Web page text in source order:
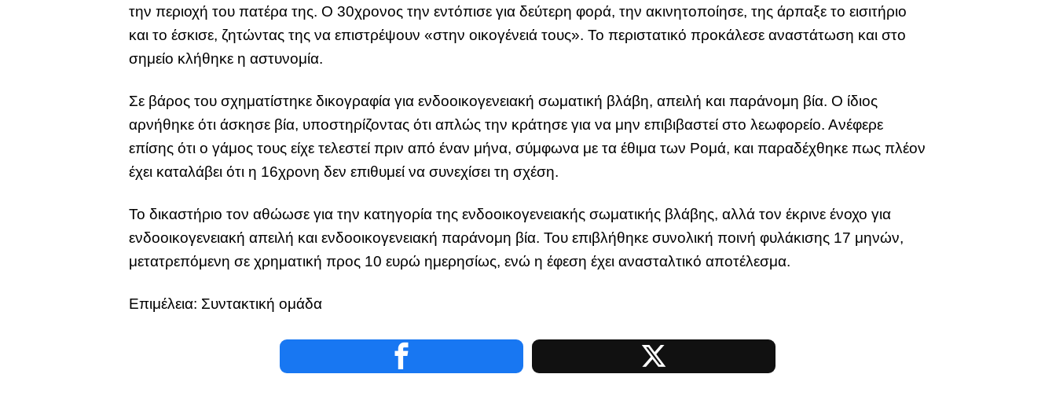
την περιοχή του πατέρα της. Ο 30χρονος την εντόπισε για δεύτερη φορά, την ακινητοποίησε, της άρπαξε το εισιτήριο
και το έσκισε, ζητώντας της να επιστρέψουν «στην οικογένειά τους». Το περιστατικό προκάλεσε αναστάτωση και στο
σημείο κλήθηκε η αστυνομία.
Σε βάρος του σχηματίστηκε δικογραφία για ενδοοικογενειακή σωματική βλάβη, απειλή και παράνομη βία. Ο ίδιος
αρνήθηκε ότι άσκησε βία, υποστηρίζοντας ότι απλώς την κράτησε για να μην επιβιβαστεί στο λεωφορείο. Ανέφερε
επίσης ότι ο γάμος τους είχε τελεστεί πριν από έναν μήνα, σύμφωνα με τα έθιμα των Ρομά, και παραδέχθηκε πως πλέον
έχει καταλάβει ότι η 16χρονη δεν επιθυμεί να συνεχίσει τη σχέση.
Το δικαστήριο τον αθώωσε για την κατηγορία της ενδοοικογενειακής σωματικής βλάβης, αλλά τον έκρινε ένοχο για
ενδοοικογενειακή απειλή και ενδοοικογενειακή παράνομη βία. Του επιβλήθηκε συνολική ποινή φυλάκισης 17 μηνών,
μετατρεπόμενη σε χρηματική προς 10 ευρώ ημερησίως, ενώ η έφεση έχει ανασταλτικό αποτέλεσμα.
Επιμέλεια: Συντακτική ομάδα